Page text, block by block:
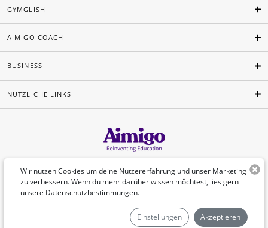
Wir nutzen Cookies um deine Nutzererfahrung und unser Marketing
zu verbessern. Wenn du mehr darüber wissen möchtest, lies gern
unsere Datenschutzbestimmungen.
Einstellungen Akzeptieren
GYMGLISH
AIMIGO COACH
BUSINESS
NÜTZLICHE LINKS
Deutsch
©Aimigo 2026